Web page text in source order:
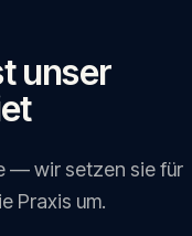
unser
— wir setzen sie für
Praxis um.